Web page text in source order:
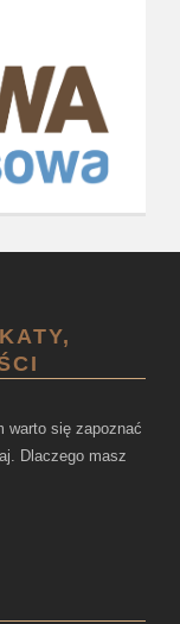
warto się zapoznać
Dlaczego masz